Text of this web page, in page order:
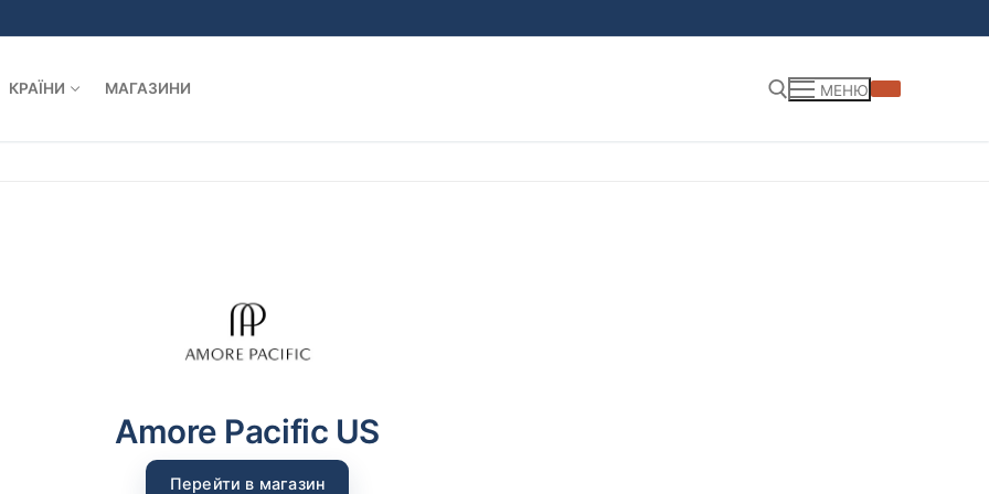
КРАЇНИ МАГАЗИНИ МЕНЮ
Amore Pacific US
Перейти в магазин